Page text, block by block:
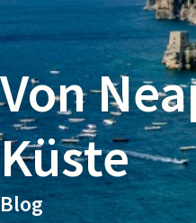
Von
Küste
Blog